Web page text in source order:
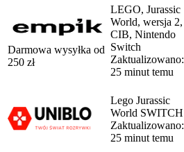
Darmowa wysyłka od
250 zł
LEGO, Jurassic
World, wersja 2,
CIB, Nintendo
Switch
Zaktualizowano:
25 minut temu
Lego Jurassic
World SWITCH
Zaktualizowano:
25 minut temu